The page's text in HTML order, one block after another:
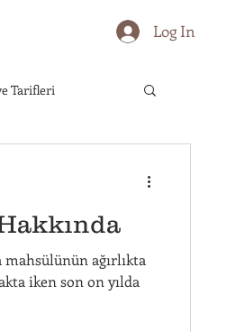
Log In
Tarifleri
mahsülünün ağırlıkta
iken son on yılda